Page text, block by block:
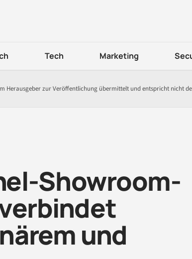
Tech Marketing
Herausgeber zur Veröffentlichung übermittelt und entspricht nicht
Showroom-
und